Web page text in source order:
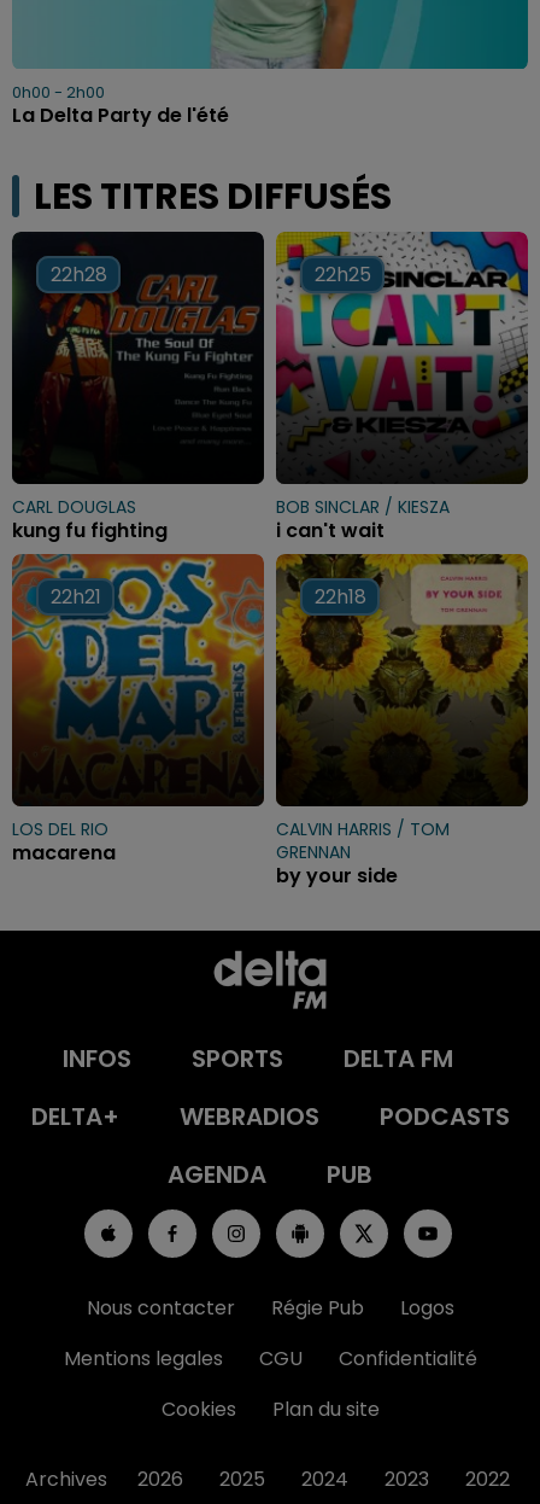
0h00 - 2h00
La Delta Party de l'été
LES TITRES DIFFUSÉS
22h28
22h28
CARL DOUGLAS
kung fu fighting
22h25
22h25
BOB SINCLAR / KIESZA
i can't wait
22h21
22h21
LOS DEL RIO
macarena
22h18
22h18
CALVIN HARRIS / TOM
GRENNAN
by your side
INFOS SPORTS
DELTA FM
DELTA+
WEBRADIOS
PODCASTS
AGENDA
PUB
Nous contacter Régie Pub
Logos
Mentions legales
CGU
Confidentialité
Cookies
Plan du site
Archives 2026 2025 2024 2023 2022